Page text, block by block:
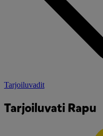
Tarjoiluvadit
Tarjoiluvati Rapu